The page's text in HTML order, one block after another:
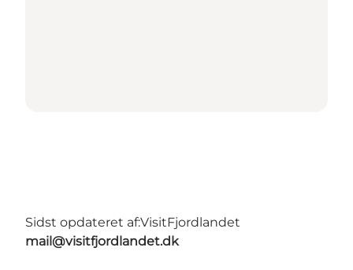
Sidst opdateret af:VisitFjordlandet
mail@visitfjordlandet.dk